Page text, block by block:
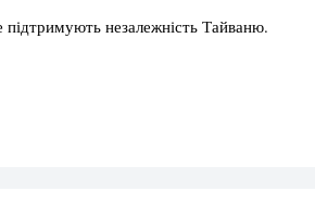
незалежність Тайваню.